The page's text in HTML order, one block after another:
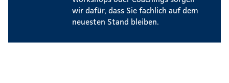
wir dafür, dass Sie fachlich auf dem
neuesten Stand bleiben.